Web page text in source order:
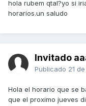
hola rubem qtal?yo si
horarios.un saludo
Invitado
Publicado 21
Hola el horario que se
que el proximo jueves